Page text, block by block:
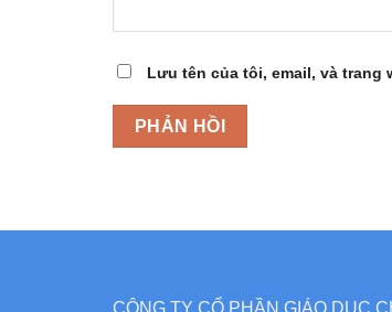
Lưu tên của tôi, email, và
CÔNG TY CỔ PHẦN GIÁO DỤC